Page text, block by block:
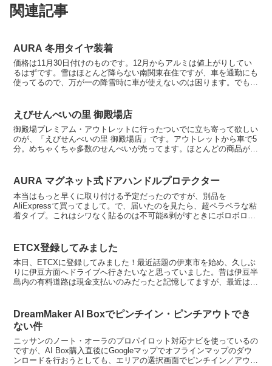
関連記事
AURA 冬用タイヤ装着
価格は11月30日付けのものです。12月からアルミは値上がりしてい
るはずです。雪はほとんど降らない南関東在住ですが、車を通勤にも
使ってるので、万が一の降雪時に車が使えないのは困ります。でも、
えびせんべいの里 御殿場店
御殿場プレミアム・アウトレットに行ったついでに立ち寄って欲しい
のが、「えびせんべいの里 御殿場店」です。アウトレットから車で5
分。めちゃくちゃ多数のせんべいが売ってます。ほとんどの商品が試
AURA マグネット式ドアハンドルプロテクター
本当はもっと早くに取り付ける予定だったのですが、別品を
AliExpressて買ってまして。で、届いたのを見たら、超ペラペラな粘
着タイプ。これはシワなく貼るのは不可能&剥がすときにボロボロに
ETCX登録してみました
本日、ETCXに登録してみました！最近話題の伊東市を始め、久しぶ
りに伊豆方面へドライブへ行きたいなと思っていました。昔は伊豆半
島内の有料道路は現金支払いのみだったと記憶してますが、最近は
DreamMaker AI Boxでピンチイン・ピンチアウトでき
ない件
ニッサンのノート・オーラのプロパイロット対応ナビを使っているの
ですが、AI Box購入直後にGoogleマップでオフラインマップのダウ
ンロードを行おうとしても、エリアの選択画面でピンチイン／アウト